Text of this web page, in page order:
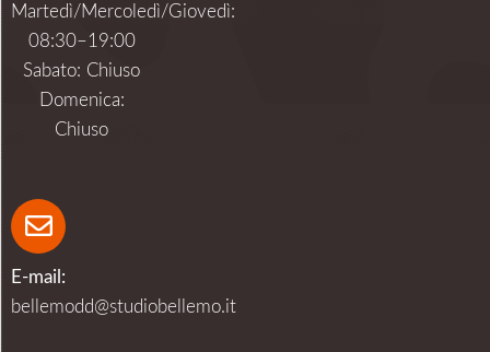
Martedì/Mercoledì/Giovedì:
08:30–19:00
Sabato: Chiuso
Domenica:
Chiuso
E-mail:
bellemodd@studiobellemo.it